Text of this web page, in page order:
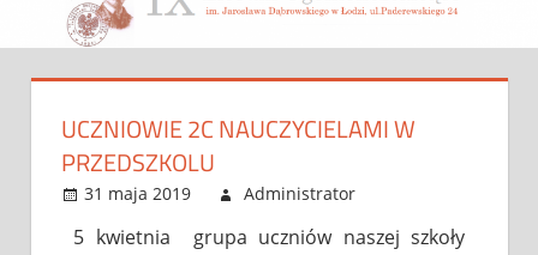
LO
UCZNIOWIE 2C NAUCZYCIELAMI W
PRZEDSZKOLU
31 maja 2019 Administrator
5 kwietnia grupa uczniów naszej szkoły